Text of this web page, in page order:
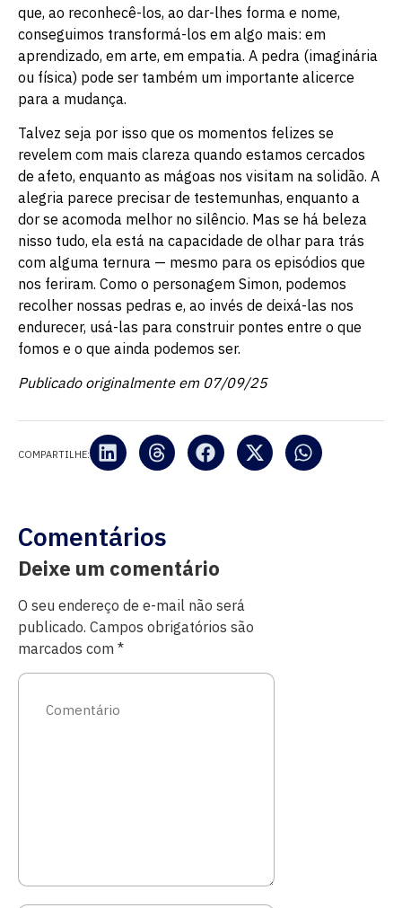
que, ao reconhecê-los, ao dar-lhes forma e nome,
conseguimos transformá-los em algo mais: em
aprendizado, em arte, em empatia. A pedra (imaginária
ou física) pode ser também um importante alicerce
para a mudança.
Talvez seja por isso que os momentos felizes se
revelem com mais clareza quando estamos cercados
de afeto, enquanto as mágoas nos visitam na solidão. A
alegria parece precisar de testemunhas, enquanto a
dor se acomoda melhor no silêncio. Mas se há beleza
nisso tudo, ela está na capacidade de olhar para trás
com alguma ternura — mesmo para os episódios que
nos feriram. Como o personagem Simon, podemos
recolher nossas pedras e, ao invés de deixá-las nos
endurecer, usá-las para construir pontes entre o que
fomos e o que ainda podemos ser.
Publicado originalmente em 07/09/25
COMPARTILHE:
Comentários
Deixe um comentário
O seu endereço de e-mail não será
publicado. Campos obrigatórios são
marcados com *